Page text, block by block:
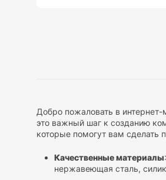
Добро пожаловать в
это важный шаг к созданию
которые помогут вам сделать
Качественные материалы
нержавеющая сталь,